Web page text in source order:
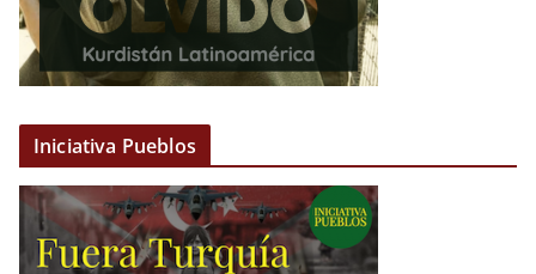
Iniciativa Pueblos